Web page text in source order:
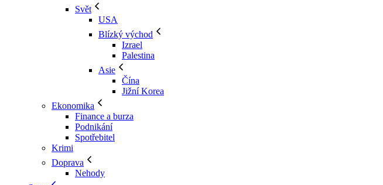
Svět
USA
Blízký východ
Izrael
Palestina
Asie
Čína
Jižní Korea
Ekonomika
Finance a burza
Podnikání
Spotřebitel
Krimi
Doprava
Nehody